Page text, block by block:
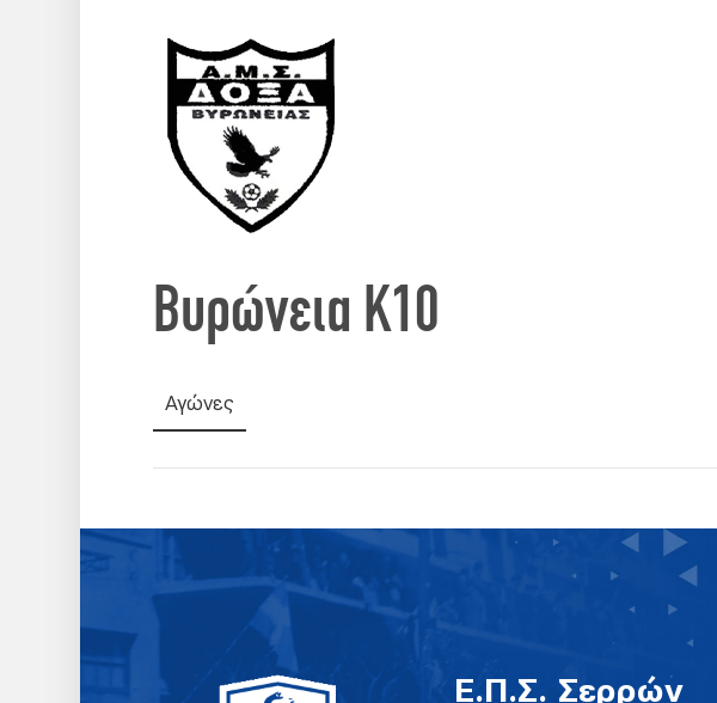
Βυρώνεια Κ10
Αγώνες
E.Π.Σ. Σερρών